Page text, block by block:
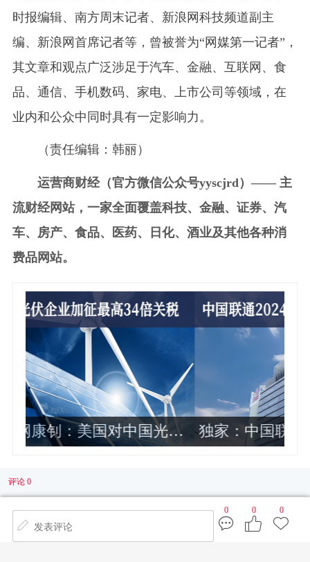
时报编辑、南方周末记者、新浪网科技频道副主
编、新浪网首席记者等，曾被誉为“‌网媒第一记者‌”‌，
其文章和观点广泛涉足于汽车、金融、互联网、食
品、通信、手机数码、家电、上市公司等领域，在
业内和公众中同时具有一定影响力。
（责任编辑：韩丽）
运营商财经（官方微信公众号yyscjrd）—— 主
流财经网站，一家全面覆盖科技、金融、证券、汽
车、房产、食品、医药、日化、酒业及其他各种消
费品网站。
独家：中国联通2024年各省公司政企
评论 0
0 0 0